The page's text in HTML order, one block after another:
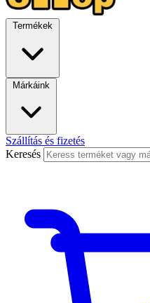
Termékek
Márkáink
Szállítás és fizetés
Keresés